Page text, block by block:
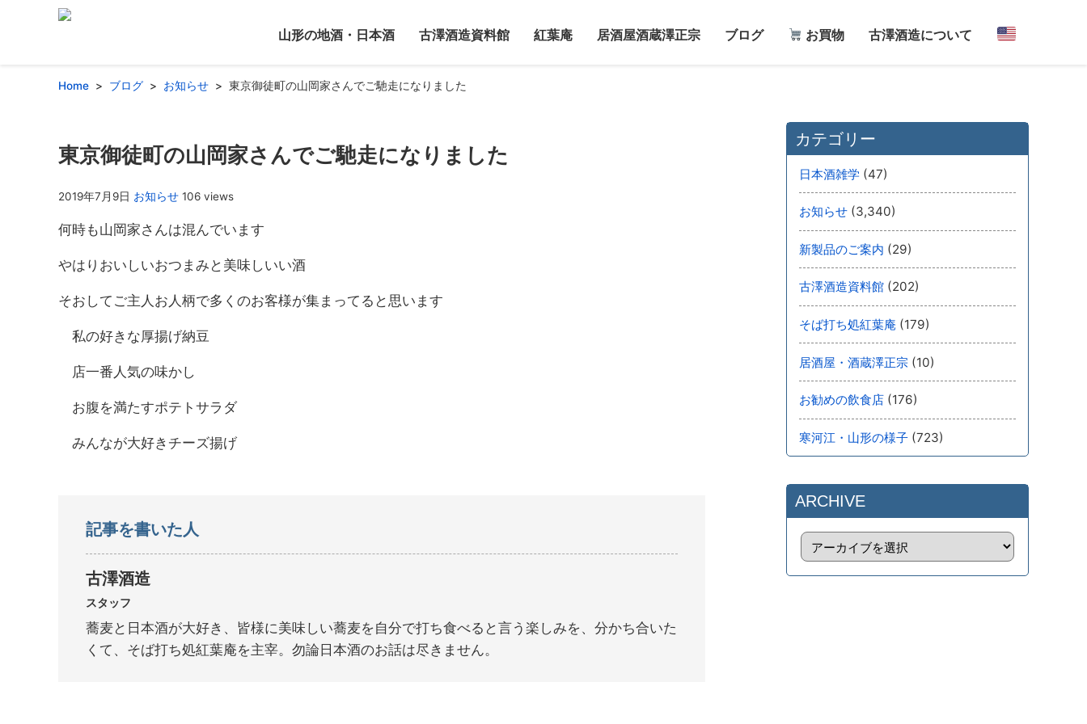
山形の地酒・日本酒 古澤酒造資料館 紅葉庵 居酒屋酒蔵澤正宗 ブログ お買物 古澤酒造について
Home ブログ お知らせ 東京御徒町の山岡家さんでご馳走になりました
東京御徒町の山岡家さんでご馳走になりました
2019年7月9日 お知らせ 106 views
何時も山岡家さんは混んでいます
やはりおいしいおつまみと美味しいい酒
そおしてご主人お人柄で多くのお客様が集まってると思います
私の好きな厚揚げ納豆
店一番人気の味かし
お腹を満たすポテトサラダ
みんなが大好きチーズ揚げ
記事を書いた人
古澤酒造
スタッフ
蕎麦と日本酒が大好き、皆様に美味しい蕎麦を自分で打ち食べると言う楽しみを、分かち合いた
くて、そば打ち処紅葉庵を主宰。勿論日本酒のお話は尽きません。
カテゴリー
日本酒雑学 (47)
お知らせ (3,340)
新製品のご案内 (29)
古澤酒造資料館 (202)
そば打ち処紅葉庵 (179)
居酒屋・酒蔵澤正宗 (10)
お勧めの飲食店 (176)
寒河江・山形の様子 (723)
ARCHIVE